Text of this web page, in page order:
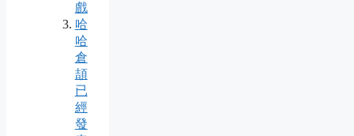
戲
哈
哈
倉
頡
已
經
發